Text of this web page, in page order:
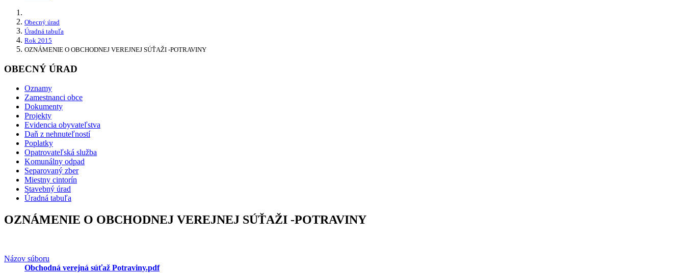
Obecný úrad
Úradná tabuľa
Rok 2015
OZNÁMENIE O OBCHODNEJ VEREJNEJ SÚŤAŽI -POTRAVINY
OBECNÝ ÚRAD
Oznamy
Zamestnanci obce
Dokumenty
Projekty
Evidencia obyvateľstva
Daň z nehnuteľností
Poplatky
Opatrovateľská služba
Komunálny odpad
Separovaný zber
Miestny cintorín
Stavebný úrad
Úradná tabuľa
OZNÁMENIE O OBCHODNEJ VEREJNEJ SÚŤAŽI -POTRAVINY
Názov súboru
Obchodná verejná súťaž Potraviny.pdf